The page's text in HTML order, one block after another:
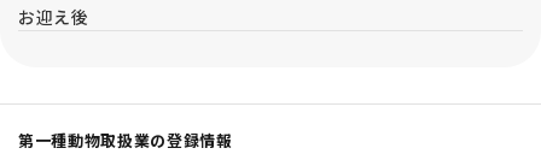
お迎え後
第一種動物取扱業の登録情報